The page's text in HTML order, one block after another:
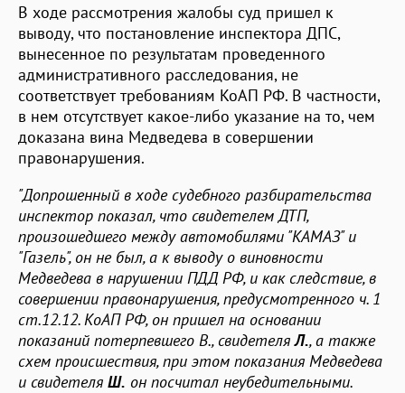
В ходе рассмотрения жалобы суд пришел к
выводу, что постановление инспектора ДПС,
вынесенное по результатам проведенного
административного расследования, не
соответствует требованиям КоАП РФ. В частности,
в нем отсутствует какое-либо указание на то, чем
доказана вина Медведева в совершении
правонарушения.
"Допрошенный в ходе судебного разбирательства
инспектор показал, что свидетелем ДТП,
произошедшего между автомобилями "КАМАЗ" и
"Газель", он не был, а к выводу о виновности
Медведева в нарушении ПДД РФ, и как следствие, в
совершении правонарушения, предусмотренного ч. 1
ст.12.12. КоАП РФ, он пришел на основании
показаний потерпевшего В., свидетеляЛ., а также
схем происшествия, при этом показания Медведева
и свидетеля Ш. он посчитал неубедительными.